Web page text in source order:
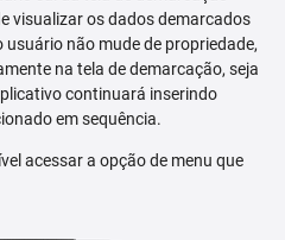
visualizar os dados demarcados
não mude de propriedade,
na tela de demarcação, seja
continuará inserindo
em sequência.
acessar a opção de menu que